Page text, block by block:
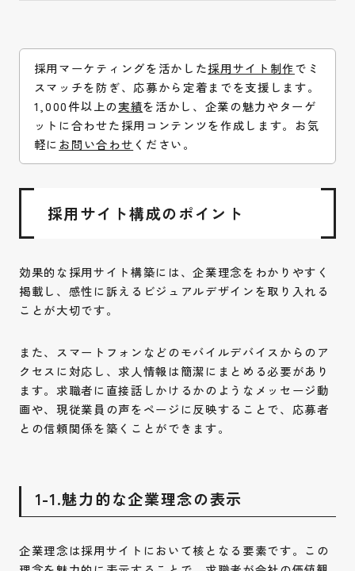
採用マーケティングを活かした採用サイト制作でミ
スマッチを防ぎ、応募から定着までを支援します。
1,000件以上の実績を活かし、企業の魅力やターゲ
ットに合わせた採用コンテンツを作成します。お気
軽に お問い合わせください。
採用サイト構成のポイント
効果的な採用サイト構築には、企業理念をわかりやすく
掲載し、感性に訴えるビジュアルデザインを取り入れる
ことが大切です。
また、スマートフォンなどのモバイルデバイスからのア
クセスに対応し、求人情報は簡潔にまとめる必要があり
ます。求職者に直接話しかけるかのようなメッセージ動
画や、現従業員の声をページに反映することで、応募者
との信頼関係を築くことができます。
1-1.魅力的な企業理念の表示
企業理念は採用サイトにおいて核となる要素です。この